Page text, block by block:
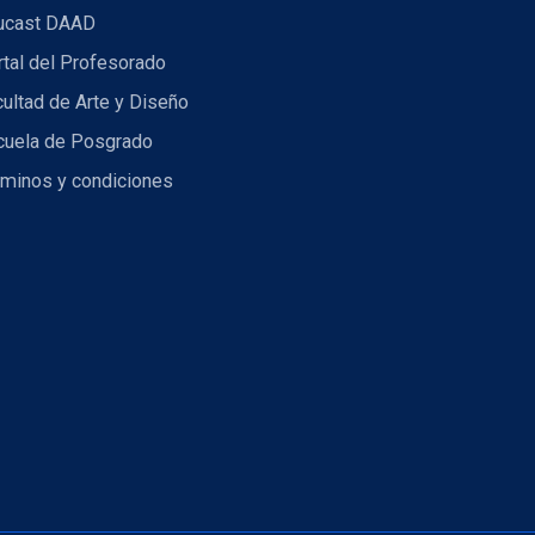
DAAD
del Profesorado
de Arte y Diseño
de Posgrado
y condiciones